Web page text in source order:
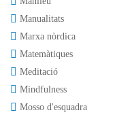
Manualitats
Marxa nòrdica
Matemàtiques
Meditació
Mindfulness
Mosso d'esquadra